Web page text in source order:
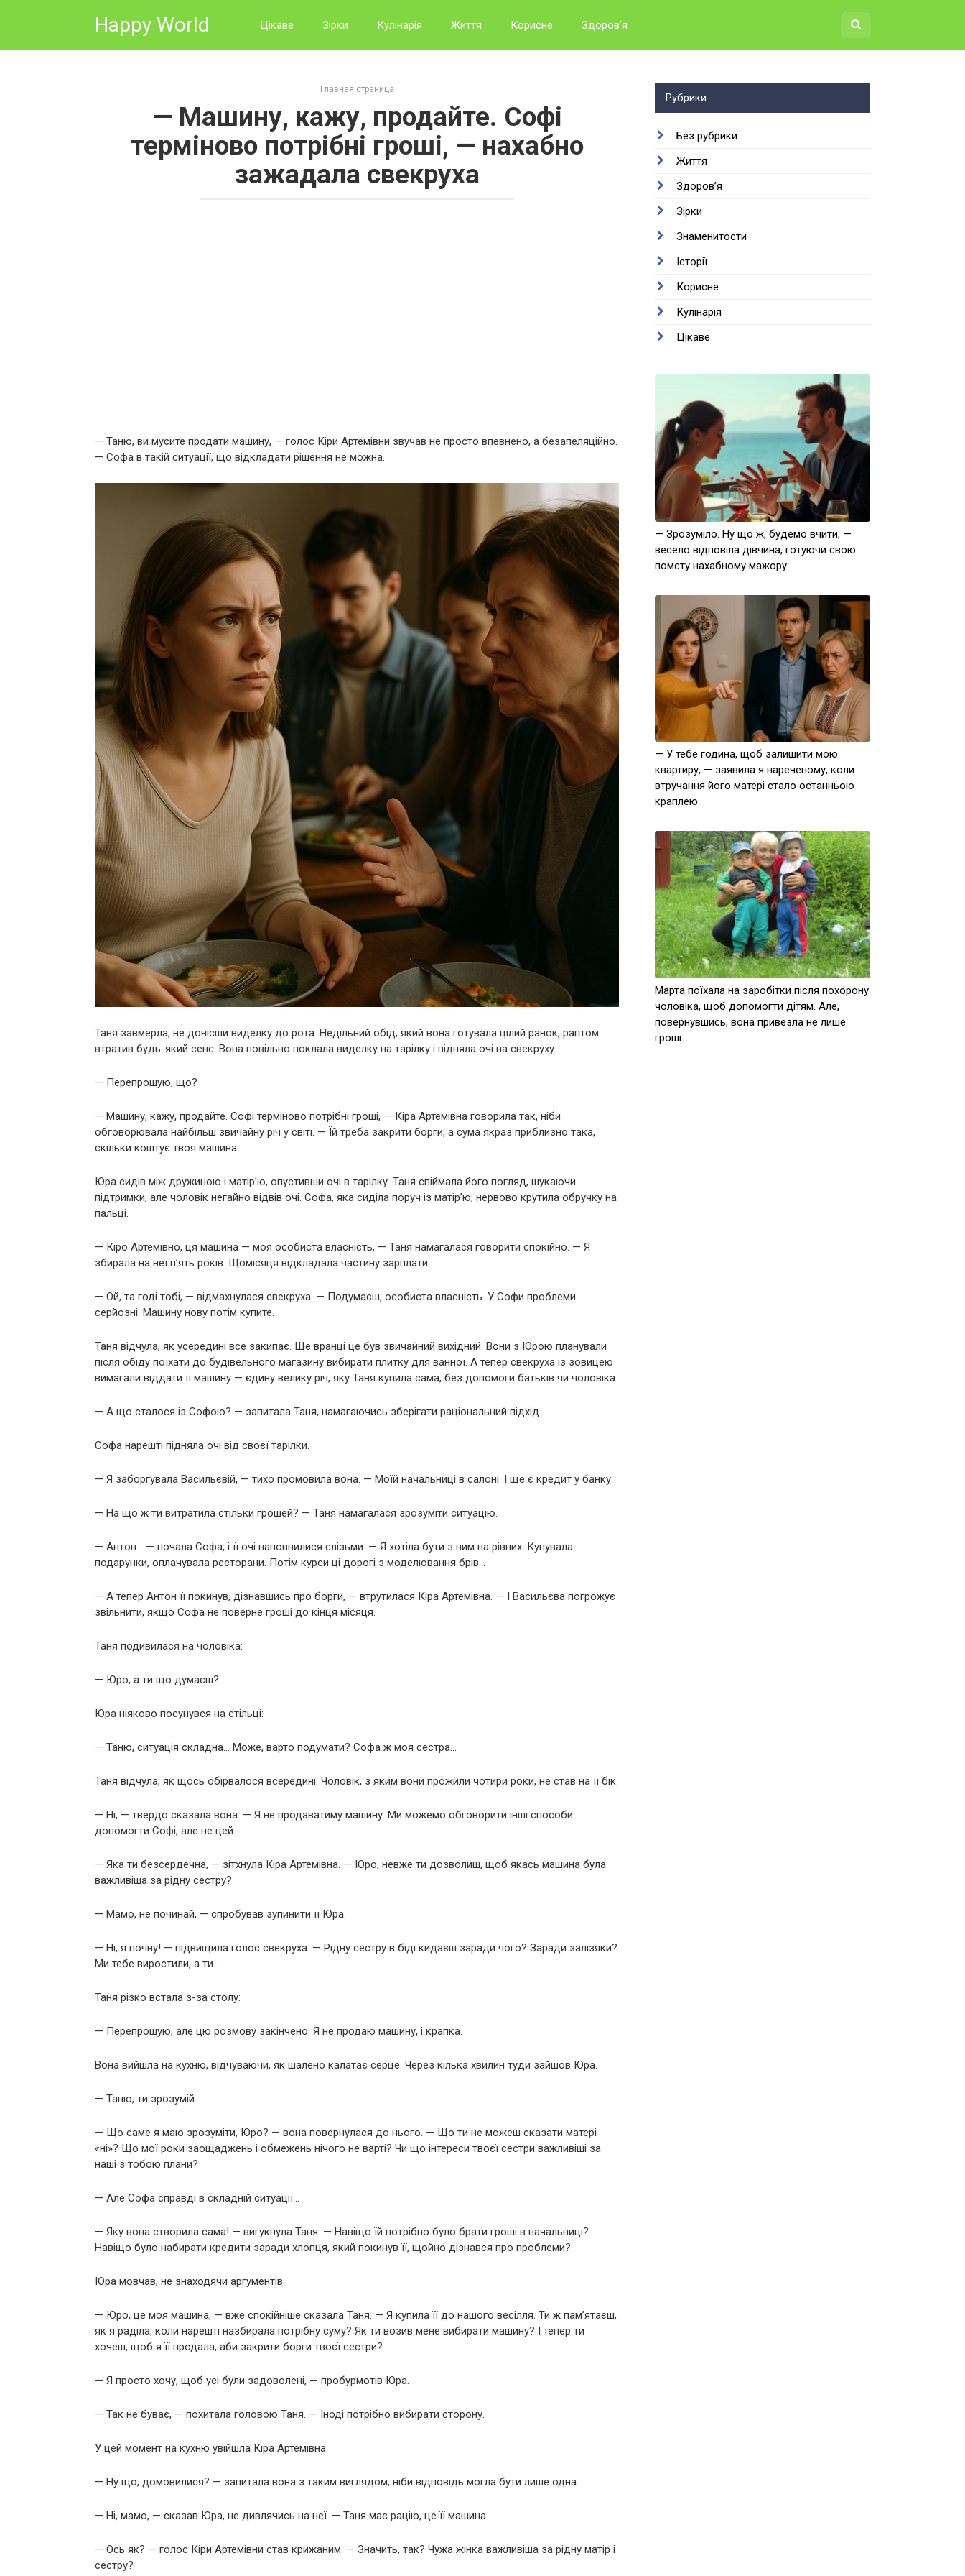
Happy World Цікаве Зірки Кулінарія Життя Корисне Здоров’я
Главная страница
— Машину, кажу, продайте. Софі
терміново потрібні гроші, — нахабно
зажадала свекруха
— Таню, ви мусите продати машину, — голос Кіри Артемівни звучав не просто впевнено, а безапеляційно.
— Софа в такій ситуації, що відкладати рішення не можна.
Таня завмерла, не донісши виделку до рота. Недільний обід, який вона готувала цілий ранок, раптом
втратив будь-який сенс. Вона повільно поклала виделку на тарілку і підняла очі на свекруху.
— Перепрошую, що?
— Машину, кажу, продайте. Софі терміново потрібні гроші, — Кіра Артемівна говорила так, ніби
обговорювала найбільш звичайну річ у світі. — Їй треба закрити борги, а сума якраз приблизно така,
скільки коштує твоя машина.
Юра сидів між дружиною і матір’ю, опустивши очі в тарілку. Таня спіймала його погляд, шукаючи
підтримки, але чоловік негайно відвів очі. Софа, яка сиділа поруч із матір’ю, нервово крутила обручку на
пальці.
— Кіро Артемівно, ця машина — моя особиста власність, — Таня намагалася говорити спокійно. — Я
збирала на неї п’ять років. Щомісяця відкладала частину зарплати.
— Ой, та годі тобі, — відмахнулася свекруха. — Подумаєш, особиста власність. У Софи проблеми
серйозні. Машину нову потім купите.
Таня відчула, як усередині все закипає. Ще вранці це був звичайний вихідний. Вони з Юрою планували
після обіду поїхати до будівельного магазину вибирати плитку для ванної. А тепер свекруха із зовицею
вимагали віддати її машину — єдину велику річ, яку Таня купила сама, без допомоги батьків чи чоловіка.
— А що сталося із Софою? — запитала Таня, намагаючись зберігати раціональний підхід.
Софа нарешті підняла очі від своєї тарілки.
— Я заборгувала Васильєвій, — тихо промовила вона. — Моїй начальниці в салоні. І ще є кредит у банку.
— На що ж ти витратила стільки грошей? — Таня намагалася зрозуміти ситуацію.
— Антон… — почала Софа, і її очі наповнилися слізьми. — Я хотіла бути з ним на рівних. Купувала
подарунки, оплачувала ресторани. Потім курси ці дорогі з моделювання брів…
— А тепер Антон її покинув, дізнавшись про борги, — втрутилася Кіра Артемівна. — І Васильєва погрожує
звільнити, якщо Софа не поверне гроші до кінця місяця.
Таня подивилася на чоловіка:
— Юро, а ти що думаєш?
Юра ніяково посунувся на стільці:
— Таню, ситуація складна… Може, варто подумати? Софа ж моя сестра…
Таня відчула, як щось обірвалося всередині. Чоловік, з яким вони прожили чотири роки, не став на її бік.
— Ні, — твердо сказала вона. — Я не продаватиму машину. Ми можемо обговорити інші способи
допомогти Софі, але не цей.
— Яка ти безсердечна, — зітхнула Кіра Артемівна. — Юро, невже ти дозволиш, щоб якась машина була
важливіша за рідну сестру?
— Мамо, не починай, — спробував зупинити її Юра.
— Ні, я почну! — підвищила голос свекруха. — Рідну сестру в біді кидаєш заради чого? Заради залізяки?
Ми тебе виростили, а ти…
Таня різко встала з-за столу:
— Перепрошую, але цю розмову закінчено. Я не продаю машину, і крапка.
Вона вийшла на кухню, відчуваючи, як шалено калатає серце. Через кілька хвилин туди зайшов Юра.
— Таню, ти зрозумій…
— Що саме я маю зрозуміти, Юро? — вона повернулася до нього. — Що ти не можеш сказати матері
«ні»? Що мої роки заощаджень і обмежень нічого не варті? Чи що інтереси твоєї сестри важливіші за
наші з тобою плани?
— Але Софа справді в складній ситуації…
— Яку вона створила сама! — вигукнула Таня. — Навіщо їй потрібно було брати гроші в начальниці?
Навіщо було набирати кредити заради хлопця, який покинув її, щойно дізнався про проблеми?
Юра мовчав, не знаходячи аргументів.
— Юро, це моя машина, — вже спокійніше сказала Таня. — Я купила її до нашого весілля. Ти ж пам’ятаєш,
як я раділа, коли нарешті назбирала потрібну суму? Як ти возив мене вибирати машину? І тепер ти
хочеш, щоб я її продала, аби закрити борги твоєї сестри?
— Я просто хочу, щоб усі були задоволені, — пробурмотів Юра.
— Так не буває, — похитала головою Таня. — Іноді потрібно вибирати сторону.
У цей момент на кухню увійшла Кіра Артемівна.
— Ну що, домовилися? — запитала вона з таким виглядом, ніби відповідь могла бути лише одна.
— Ні, мамо, — сказав Юра, не дивлячись на неї. — Таня має рацію, це її машина.
— Ось як? — голос Кіри Артемівни став крижаним. — Значить, так? Чужа жінка важливіша за рідну матір і
сестру?
Рубрики
Без рубрики
Життя
Здоров’я
Зірки
Знаменитости
Історії
Корисне
Кулінарія
Цікаве
— Зрозуміло. Ну що ж, будемо вчити, —
весело відповіла дівчина, готуючи свою
помсту нахабному мажору
— У тебе година, щоб залишити мою
квартиру, — заявила я нареченому, коли
втручання його матері стало останньою
краплею
Марта поїхала на заробітки після похорону
чоловіка, щоб допомогти дітям. Але,
повернувшись, вона привезла не лише
гроші…